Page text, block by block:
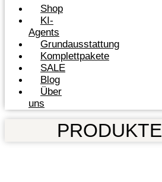
Shop
KI-
Agents
Grundausstattung
Komplettpakete
SALE
Blog
Über
uns
PRODUKTE